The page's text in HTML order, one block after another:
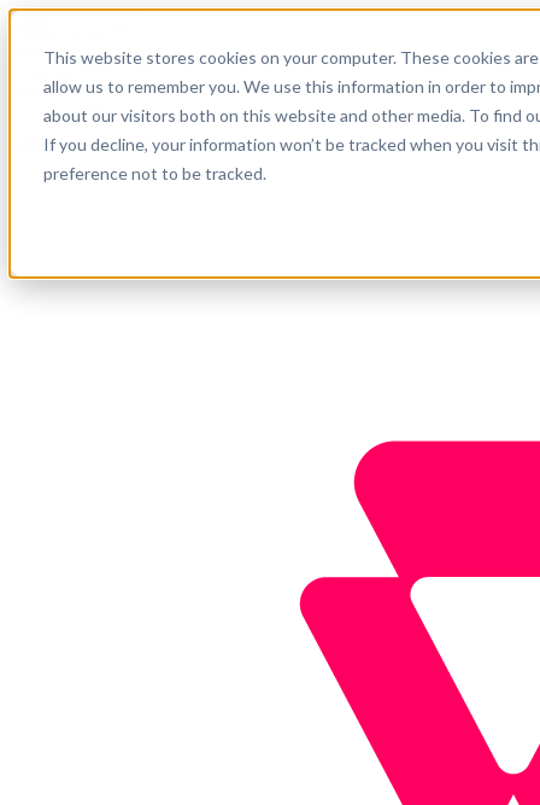
This website stores cookies on your computer. These cookies
allow us to remember you. We use this information in order to
about our visitors both on this website and other media. To find
If you decline, your information won’t be tracked when you visit
preference not to be tracked.
Soporte
Empresa
Empieza ahora